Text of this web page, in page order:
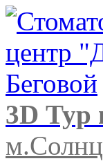
3D Тур